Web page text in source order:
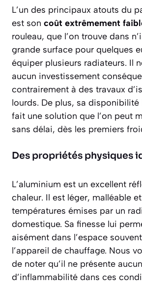
L’un des principaux atouts du
est son coût extrêmement
rouleau, que l’on trouve dans
grande surface pour quelques
équiper plusieurs radiateurs. Il
aucun investissement
contrairement à des travaux
lourds. De plus, sa
fait une solution que l’on peut
sans délai, dès les premiers
Des propriétés physiques
L’aluminium est un excellent
chaleur. Il est léger, malléable
températures émises par un
domestique. Sa finesse lui
aisément dans l’espace
l’appareil de chauffage. Nous
de noter qu’il ne présente
d’inflammabilité dans ces